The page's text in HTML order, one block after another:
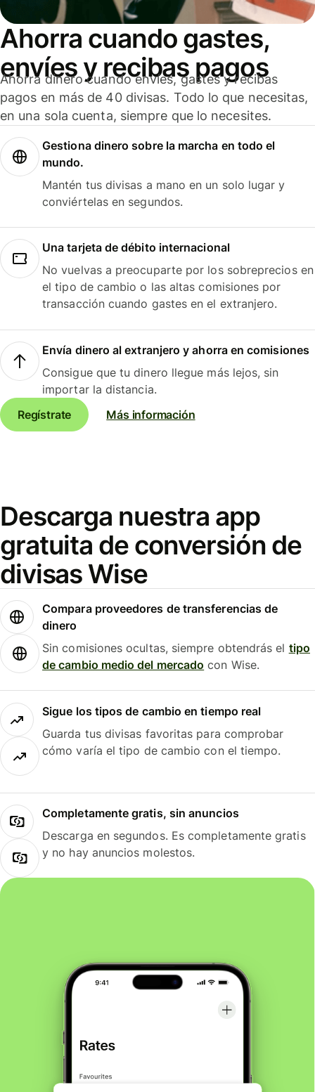
Ahorra cuando gastes,
envíes y recibas pagos
Ahorra dinero cuando envíes, gastes y recibas
pagos en más de 40 divisas. Todo lo que necesitas,
en una sola cuenta, siempre que lo necesites.
Gestiona dinero sobre la marcha en todo el
mundo.
Mantén tus divisas a mano en un solo lugar y
conviértelas en segundos.
Una tarjeta de débito internacional
No vuelvas a preocuparte por los sobreprecios en
el tipo de cambio o las altas comisiones por
transacción cuando gastes en el extranjero.
Envía dinero al extranjero y ahorra en comisiones
Consigue que tu dinero llegue más lejos, sin
importar la distancia.
Regístrate
Más información
Descarga nuestra app
gratuita de conversión de
divisas Wise
Compara proveedores de transferencias de
dinero
Sin comisiones ocultas, siempre obtendrás el tipo
de cambio medio del mercado con Wise.
Sigue los tipos de cambio en tiempo real
Guarda tus divisas favoritas para comprobar
cómo varía el tipo de cambio con el tiempo.
Completamente gratis, sin anuncios
Descarga en segundos. Es completamente gratis
y no hay anuncios molestos.